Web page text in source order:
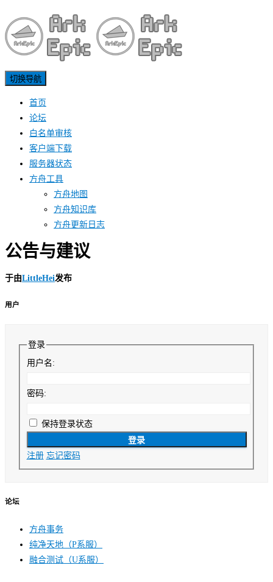
切换导航
首页
论坛
白名单审核
客户端下载
服务器状态
方舟工具
方舟地图
方舟知识库
方舟更新日志
公告与建议
于由LittleHei发布
用户
登录
用户名:
密码:
保持登录状态
登录
注册 忘记密码
论坛
方舟事务
纯净天地（P系服）
融合测试（U系服）